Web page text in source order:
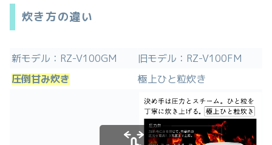
炊き方の違い
新モデル：RZ-V100GM
旧モデル：RZ-V100FM
圧倒甘み炊き
極上ひと粒炊き